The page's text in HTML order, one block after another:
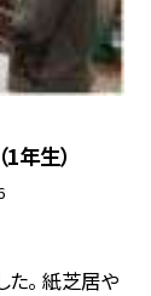
年生）
。 紙芝居や